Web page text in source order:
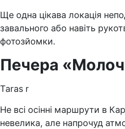
Ще одна цікава локація
завального або навіть
фотозйомки.
Печера
Taras r
Не всі осінні маршрути в
невелика, але напрочуд